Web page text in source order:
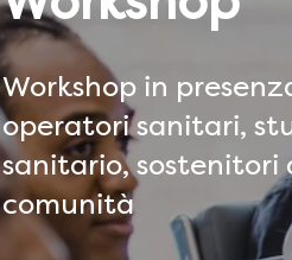
Workshop in
operatori sanitari,
sanitario, sostenitori
comunità